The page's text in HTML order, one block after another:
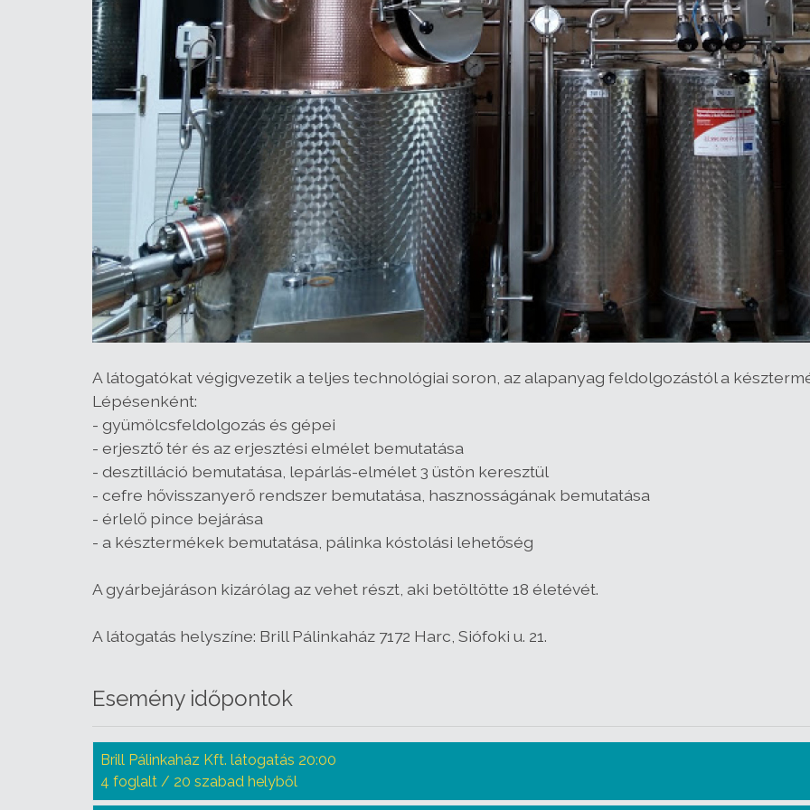
A látogatókat végigvezetik a teljes technológiai soron, az alapanyag feldolgozástól a
Lépésenként:
- gyümölcsfeldolgozás és gépei
- erjesztő tér és az erjesztési elmélet bemutatása
- desztilláció bemutatása, lepárlás-elmélet 3 üstön keresztül
- cefre hővisszanyerő rendszer bemutatása, hasznosságának bemutatása
- érlelő pince bejárása
- a késztermékek bemutatása, pálinka kóstolási lehetőség
A gyárbejáráson kizárólag az vehet részt, aki betöltötte 18 életévét.
A látogatás helyszíne: Brill Pálinkaház 7172 Harc, Siófoki u. 21.
Esemény időpontok
Brill Pálinkaház Kft. látogatás 20:00
4 foglalt / 20 szabad helyből